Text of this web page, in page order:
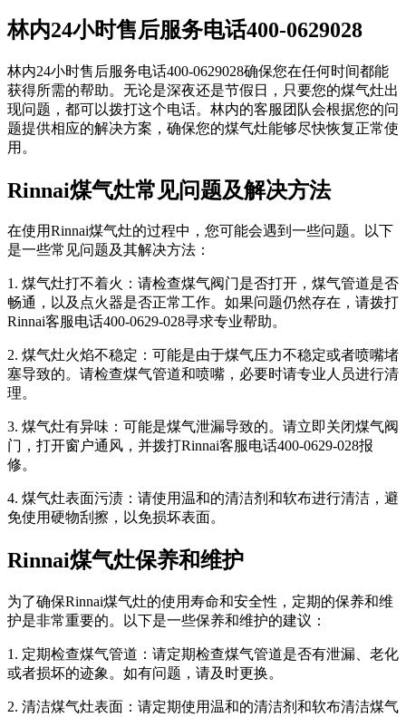
林内24小时售后服务电话400-0629028
林内24小时售后服务电话400-0629028确保您在任何时间都能
获得所需的帮助。无论是深夜还是节假日，只要您的煤气灶出
现问题，都可以拨打这个电话。林内的客服团队会根据您的问
题提供相应的解决方案，确保您的煤气灶能够尽快恢复正常使
用。
Rinnai煤气灶常见问题及解决方法
在使用Rinnai煤气灶的过程中，您可能会遇到一些问题。以下
是一些常见问题及其解决方法：
1. 煤气灶打不着火：请检查煤气阀门是否打开，煤气管道是否
畅通，以及点火器是否正常工作。如果问题仍然存在，请拨打
Rinnai客服电话400-0629-028寻求专业帮助。
2. 煤气灶火焰不稳定：可能是由于煤气压力不稳定或者喷嘴堵
塞导致的。请检查煤气管道和喷嘴，必要时请专业人员进行清
理。
3. 煤气灶有异味：可能是煤气泄漏导致的。请立即关闭煤气阀
门，打开窗户通风，并拨打Rinnai客服电话400-0629-028报
修。
4. 煤气灶表面污渍：请使用温和的清洁剂和软布进行清洁，避
免使用硬物刮擦，以免损坏表面。
Rinnai煤气灶保养和维护
为了确保Rinnai煤气灶的使用寿命和安全性，定期的保养和维
护是非常重要的。以下是一些保养和维护的建议：
1. 定期检查煤气管道：请定期检查煤气管道是否有泄漏、老化
或者损坏的迹象。如有问题，请及时更换。
2. 清洁煤气灶表面：请定期使用温和的清洁剂和软布清洁煤气